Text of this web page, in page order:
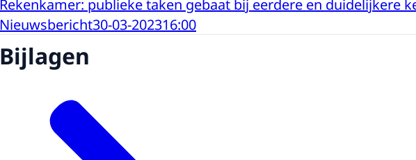
Rekenkamer: publieke taken gebaat bij eerdere en duidelijkere
Nieuwsbericht30-03-202316:00
Bijlagen